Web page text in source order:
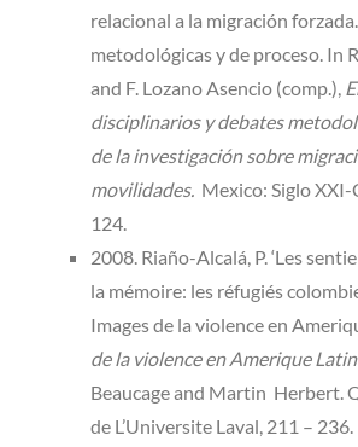
relacional a la migración
metodológicas y de proceso. In
and F. Lozano Asencio (comp.),
disciplinarios y debates
de la investigación sobre
movilidades. Mexico: Siglo
124.
2008. Riaño-Alcalá, P. ‘Les
la mémoire: les réfugiés
Images de la violence en
de la violence en Amerique
Beaucage and Martin Herbert.
de L’Universite Laval, 211 – 236.